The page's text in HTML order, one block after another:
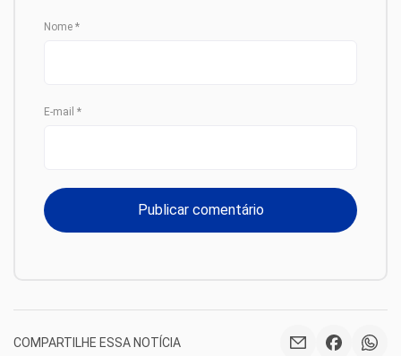
Nome *
E-mail *
COMPARTILHE ESSA NOTÍCIA